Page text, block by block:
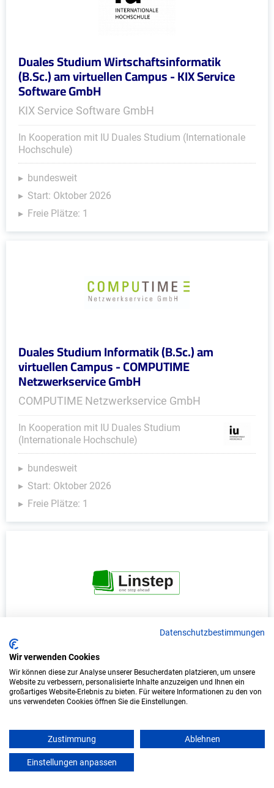
Duales Studium Wirtschaftsinformatik
(B.Sc.) am virtuellen Campus - KIX Service
Software GmbH
KIX Service Software GmbH
In Kooperation mit IU Duales Studium (Internationale
Hochschule)
bundesweit
Start: Oktober 2026
Freie Plätze: 1
Duales Studium Informatik (B.Sc.) am
virtuellen Campus - COMPUTIME
Netzwerkservice GmbH
COMPUTIME Netzwerkservice GmbH
In Kooperation mit IU Duales Studium
(Internationale Hochschule)
bundesweit
Start: Oktober 2026
Freie Plätze: 1
Duales Studium Informatik (B.Sc.) am
virtuellen Campus - LINSTEP Software GmbH
LINSTEP Software GmbH
In Kooperation mit IU Duales Studium
bundesweit
Start: Oktober 2026
Datenschutzbestimmungen
Wir verwenden Cookies
Wir können diese zur Analyse unserer Besucherdaten platzieren, um unsere
Website zu verbessern, personalisierte Inhalte anzuzeigen und Ihnen ein
großartiges Website-Erlebnis zu bieten. Für weitere Informationen zu den von
uns verwendeten Cookies öffnen Sie die Einstellungen.
Zustimmung Ablehnen
Einstellungen anpassen